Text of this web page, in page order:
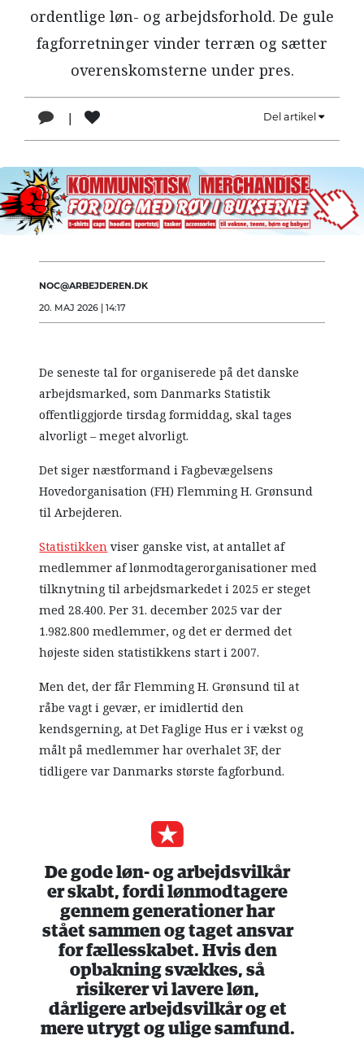
ordentlige løn- og arbejdsforhold. De gule
fagforretninger vinder terræn og sætter
overenskomsterne under pres.
Del artikel
NOC@ARBEJDEREN.DK
20. MAJ 2026 | 14:17
De seneste tal for organiserede på det danske
arbejdsmarked, som Danmarks Statistik
offentliggjorde tirsdag formiddag, skal tages
alvorligt – meget alvorligt.
Det siger næstformand i Fagbevægelsens
Hovedorganisation (FH) Flemming H. Grønsund
til Arbejderen.
Statistikkenviser ganske vist, at antallet af
medlemmer af lønmodtagerorganisationer med
tilknytning til arbejdsmarkedet i 2025 er steget
med 28.400. Per 31. december 2025 var der
1.982.800 medlemmer, og det er dermed det
højeste siden statistikkens start i 2007.
Men det, der får Flemming H. Grønsund til at
råbe vagt i gevær, er imidlertid den
kendsgerning, at Det Faglige Hus er i vækst og
målt på medlemmer har overhalet 3F, der
tidligere var Danmarks største fagforbund.
De gode løn- og arbejdsvilkår
er skabt, fordi lønmodtagere
gennem generationer har
stået sammen og taget ansvar
for fællesskabet. Hvis den
opbakning svækkes, så
risikerer vi lavere løn,
dårligere arbejdsvilkår og et
mere utrygt og ulige samfund.